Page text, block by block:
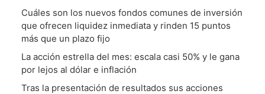
Cuáles son los nuevos fondos comunes de inversión
que ofrecen liquidez inmediata y rinden 15 puntos
más que un plazo fijo
La acción estrella del mes: escala casi 50% y le gana
por lejos al dólar e inflación
Tras la presentación de resultados sus acciones